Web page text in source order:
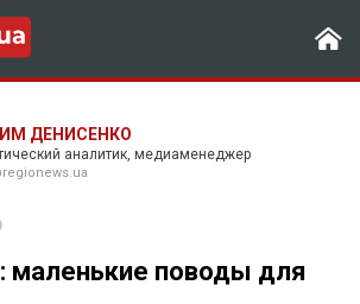
ДЕНИСЕНКО
аналитик, медиаменеджер
маленькие поводы для